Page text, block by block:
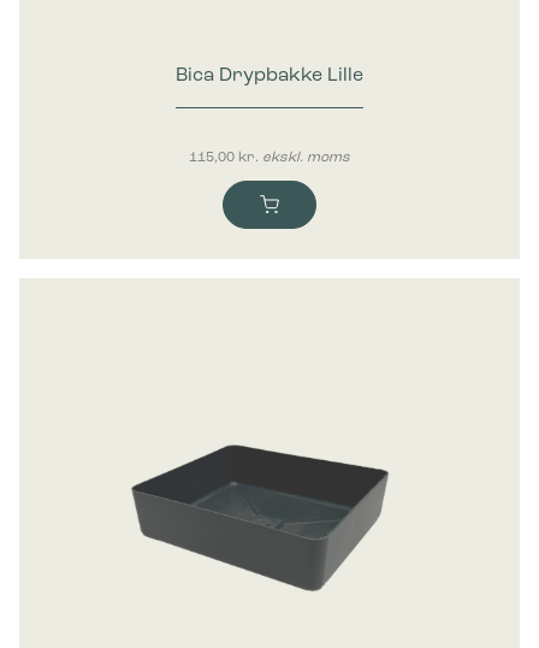
Bica Drypbakke Lille
115,00 kr. ekskl. moms